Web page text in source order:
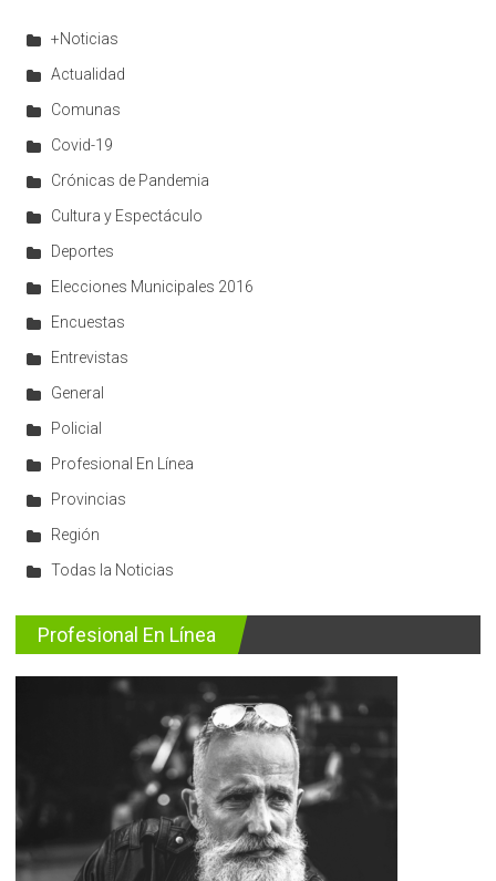
+Noticias
Actualidad
Comunas
Covid-19
Crónicas de Pandemia
Cultura y Espectáculo
Deportes
Elecciones Municipales 2016
Encuestas
Entrevistas
General
Policial
Profesional En Línea
Provincias
Región
Todas la Noticias
Profesional En Línea